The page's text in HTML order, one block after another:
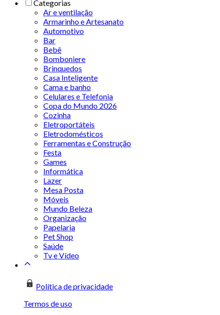
Categorias
Ar e ventilação
Armarinho e Artesanato
Automotivo
Bar
Bebê
Bomboniere
Brinquedos
Casa Inteligente
Cama e banho
Celulares e Telefonia
Copa do Mundo 2026
Cozinha
Eletroportáteis
Eletrodomésticos
Ferramentas e Construção
Festa
Games
Informática
Lazer
Mesa Posta
Móveis
Mundo Beleza
Organização
Papelaria
Pet Shop
Saúde
Tv e Vídeo
Política de privacidade
Termos de uso